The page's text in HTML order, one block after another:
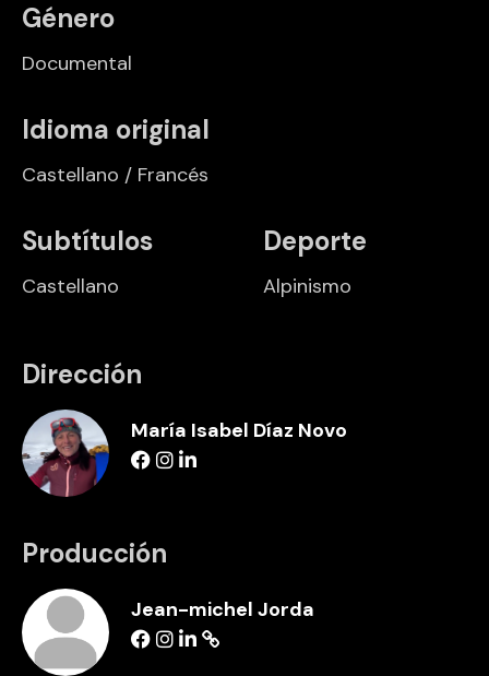
Género
Documental
Idioma original
Castellano / Francés
Subtítulos
Castellano
Deporte
Alpinismo
Dirección
María Isabel Díaz Novo
Producción
Jean-michel Jorda